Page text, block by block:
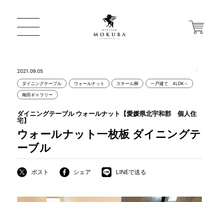
一枚板 ATELIER MOKUBA HOME
MOKUBA について
2021.09.05
ダイニングテーブル ウォールナット スチール脚 一戸建て 4LDK～
梅田ギャラリー
ウォールナット一枚板 ダイニングテ
ーブル
ダイニングテーブル ウォールナット【愛媛県北宇和郡 個人住
宅】
ポスト シェア LINEで送る